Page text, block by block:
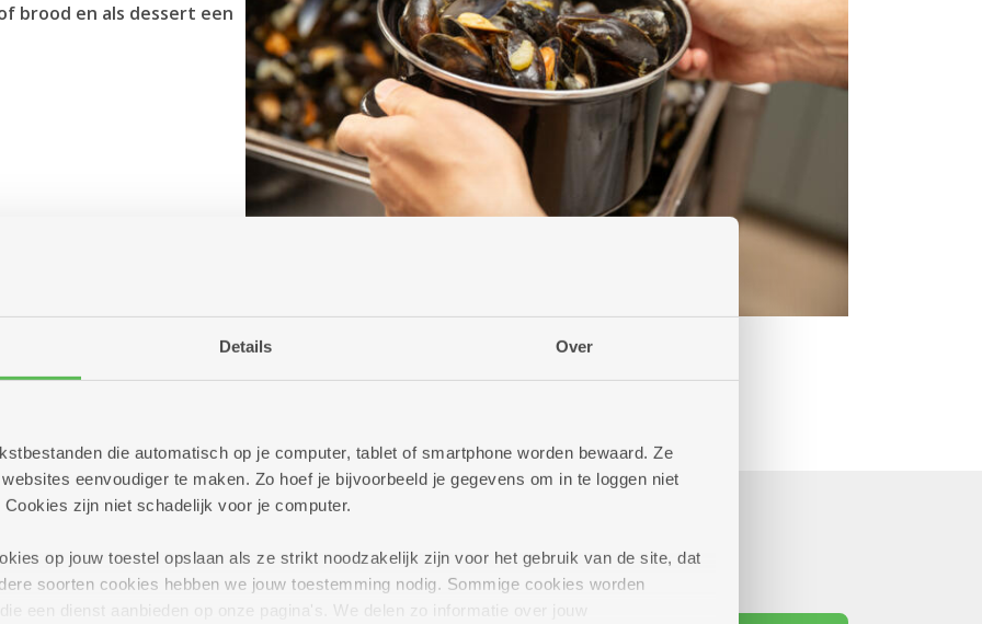
Details Over
die automatisch op je computer, tablet of smartphone worden bewaard. Ze
eenvoudiger te maken. Zo hoef je bijvoorbeeld je gegevens om in te loggen niet
zijn niet schadelijk voor je computer.
op jouw toestel opslaan als ze strikt noodzakelijk zijn voor het gebruik van de site, dat
soorten cookies hebben we jouw toestemming nodig. Sommige cookies worden
een dienst aanbieden op onze pagina's. We delen zo informatie over jouw
brood en als dessert een